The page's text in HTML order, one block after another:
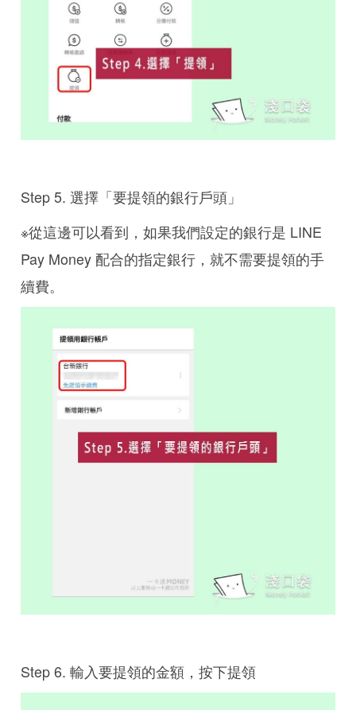
Step 5. 選擇「要提領的銀行戶頭」
※從這邊可以看到，如果我們設定的銀行是 LINE
Pay Money 配合的指定銀行，就不需要提領的手
續費。
Step 6. 輸入要提領的金額，按下提領